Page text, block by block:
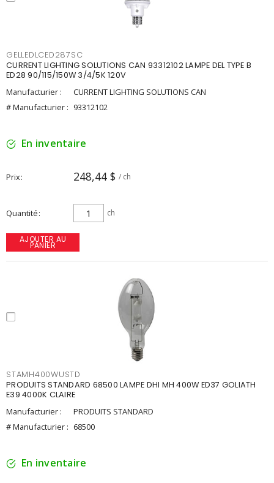
GELLEDLCED287SC
CURRENT LIGHTING SOLUTIONS CAN 93312102 LAMPE DEL TYPE B
ED28 90/115/150W 3/4/5K 120V
Manufacturier :
CURRENT LIGHTING SOLUTIONS CAN
# Manufacturier : 93312102
En inventaire
Prix 248,44 $ / ch
Quantité ch
AJOUTER AU
PANIER
STAMH400WUSTD
PRODUITS STANDARD 68500 LAMPE DHI MH 400W ED37 GOLIATH
E39 4000K CLAIRE
Manufacturier :
PRODUITS STANDARD
# Manufacturier : 68500
En inventaire